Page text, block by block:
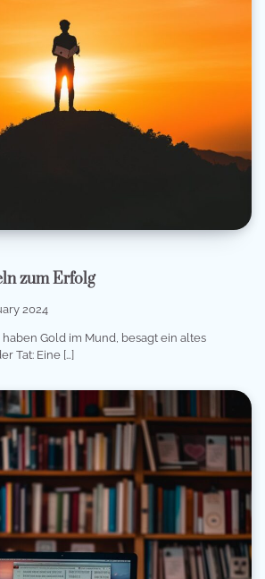
zum Erfolg
2024
Gold im Mund, besagt ein altes
Tat: Eine […]